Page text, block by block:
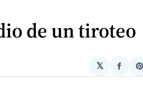
de un tiroteo
𝕏
en